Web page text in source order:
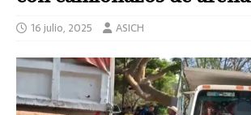
16 julio, 2025 ASICH